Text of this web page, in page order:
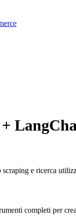
e ricerca
completi per